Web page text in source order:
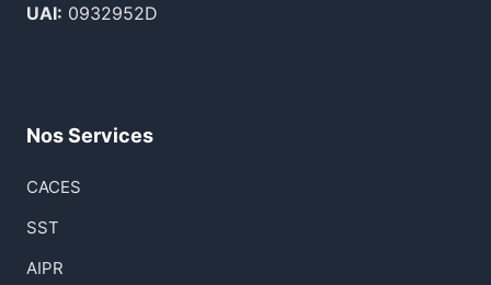
UAI: 0932952D
Nos Services
CACES
SST
AIPR